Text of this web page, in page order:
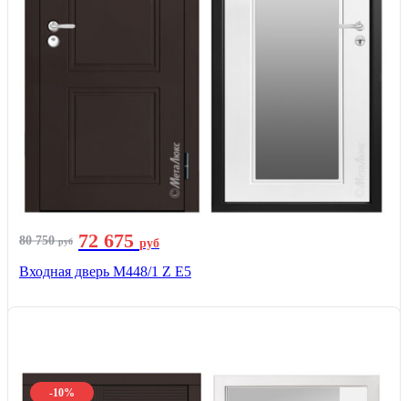
80 750руб 72 675 руб
Входная дверь М448/1 Z Е5
-10%